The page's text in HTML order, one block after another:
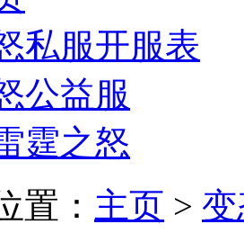
私服开服表
公益服
霆之怒
置： 主页 >